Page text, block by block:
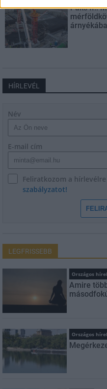
Paks II.:
HÍRLEVÉL
Név
E-mail cím
Feliratkozom a
szabályzatot!
LEGFRISSEBB
Országos
Amire
Országos